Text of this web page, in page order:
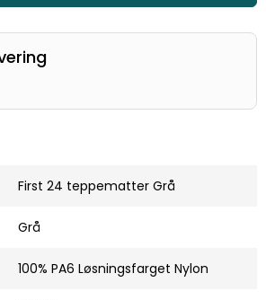
God kunderservice
First 24 teppematter Grå
Grå
100% PA6 Løsningsfarget Nylon